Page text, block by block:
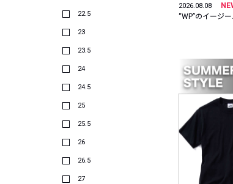
22.5
23
23.5
24
24.5
25
25.5
26
26.5
27
2026.08.08
“WP”のイージ